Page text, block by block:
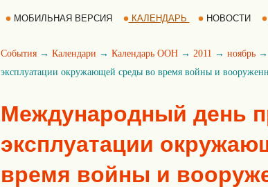
МОБИЛЬНАЯ ВЕРСИЯ КАЛЕНДАРЬ НОВОСТИ
События → Календари → Календарь ООН → 2011 → ноябрь →
эксплуатации окружающей среды во время войны и
Международный день
эксплуатации
время войны и